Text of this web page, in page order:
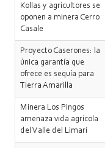
Kollas y agricultores se
oponen a minera Cerro
Casale
Proyecto Caserones: la
única garantía que
ofrece es sequía para
Tierra Amarilla
Minera Los Pingos
amenaza vida agrícola
del Valle del Limarí